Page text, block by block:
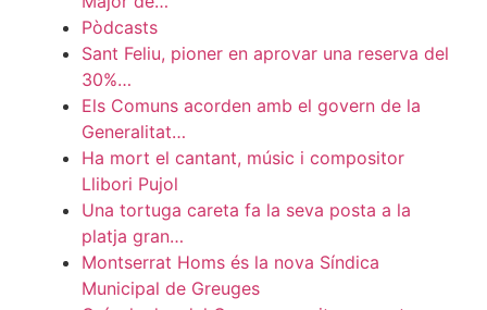
Pòdcasts
Sant Feliu, pioner en aprovar una reserva del
30%…
Els Comuns acorden amb el govern de la
Generalitat…
Ha mort el cantant, músic i compositor
Llibori Pujol
Una tortuga careta fa la seva posta a la
platja gran…
Montserrat Homs és la nova Síndica
Municipal de Greuges